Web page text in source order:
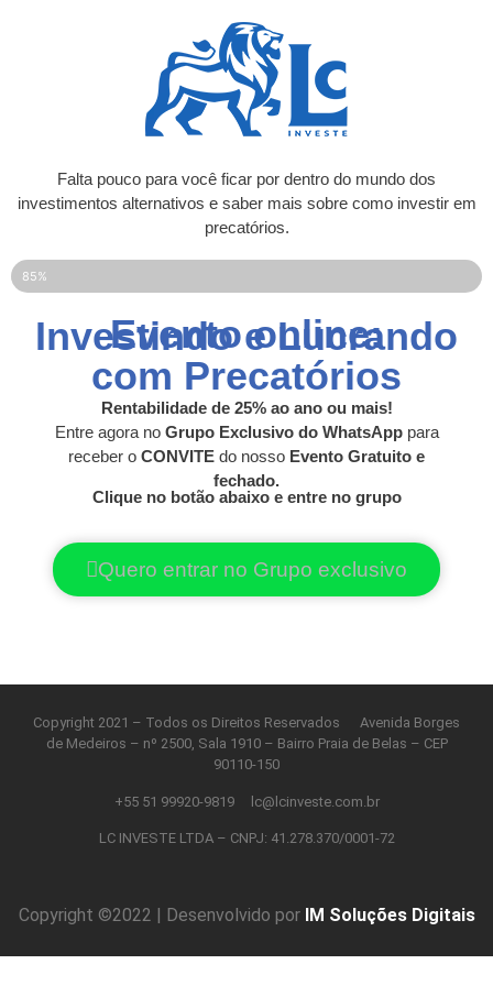
Falta pouco para você ficar por dentro do mundo dos
investimentos alternativos e saber mais sobre como investir em
precatórios.
85%
Evento online:
Investindo e Lucrando
com Precatórios
Rentabilidade de 25% ao ano ou mais!
Entre agora no Grupo Exclusivo do WhatsApppara
receber o CONVITE do nosso Evento Gratuito e
fechado.
Clique no botão abaixo e entre no grupo
Quero entrar no Grupo exclusivo
Copyright 2021 – Todos os Direitos Reservados Avenida Borges
de Medeiros – nº 2500, Sala 1910 – Bairro Praia de Belas – CEP
90110-150
+55 51 99920-9819 lc@lcinveste.com.br
LC INVESTE LTDA – CNPJ: 41.278.370/0001-72
Copyright ©2022 | Desenvolvido por IM Soluções Digitais